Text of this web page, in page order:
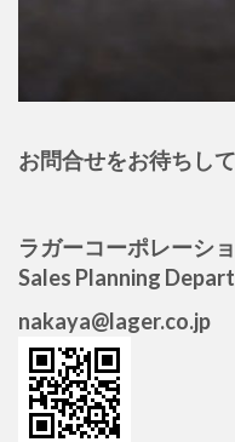
お問合せをお待ちし
ラガーコーポレーシ
Sales Planning
nakaya@lager.co.jp